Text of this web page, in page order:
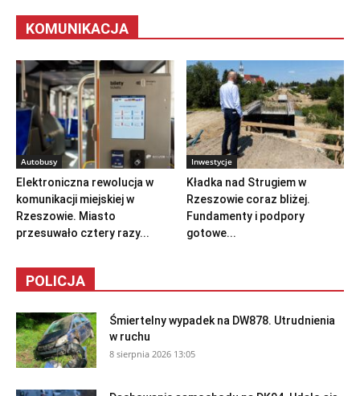
KOMUNIKACJA
Autobusy
Elektroniczna rewolucja w
komunikacji miejskiej w
Rzeszowie. Miasto
przesuwało cztery razy...
Inwestycje
Kładka nad Strugiem w
Rzeszowie coraz bliżej.
Fundamenty i podpory
gotowe...
POLICJA
Śmiertelny wypadek na DW878. Utrudnienia
w ruchu
8 sierpnia 2026 13:05